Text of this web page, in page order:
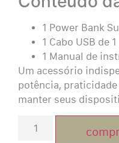
1 Power Bank
1 Cabo USB de
1 Manual de
Um acessório
potência,
manter seus